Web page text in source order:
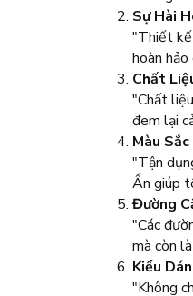
Sự Hài
"Thiết kế
hoàn
Chất
"Chất
đem lại
Màu
"Tận
Ẩn giúp
Đường
"Các
mà còn
Kiểu
"Không